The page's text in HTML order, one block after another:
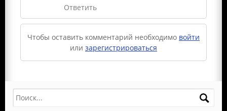
Ответить
Чтобы оставить комментарий необходимо войти
или зарегистрироваться
Поиск